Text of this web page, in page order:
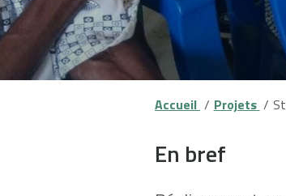
Accueil Projets
En bref